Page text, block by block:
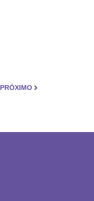
PRÓXIMO